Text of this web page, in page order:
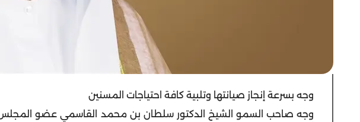
وجه بسرعة إنجاز صيانتها وتلبية كافة احتياجات المسنين
وجه صاحب السمو الشيخ الدكتور سلطان بن محمد القاسمي عضو المجلس